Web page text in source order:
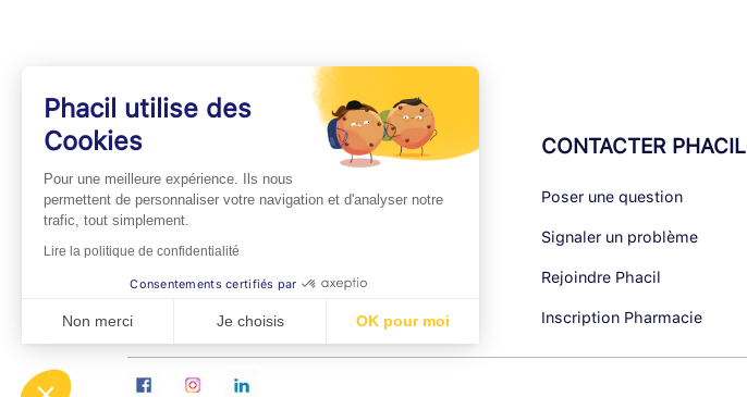
INFOS PRATIQUES
Professionnels de Santé
Espace Pharmaciens
Foire aux questions
CONTACTER PHACIL
Poser une question
Signaler un problème
Rejoindre Phacil
Inscription Pharmacie
Phacil utilise des
Cookies
Pour une meilleure expérience. Ils nous
permettent de personnaliser votre navigation et d'analyser notre
trafic, tout simplement.
Lire la politique de confidentialité
Consentements certifiés par
Non merci Je choisis OK pour moi
Axeptio consent
Plateforme de Gestion du Consentement : Personnalisez vos Options